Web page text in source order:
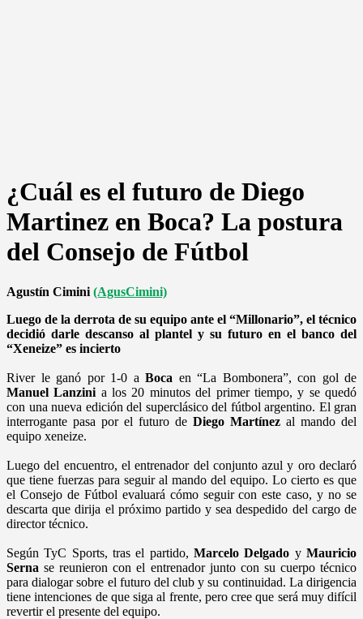
¿Cuál es el futuro de Diego
Martinez en Boca? La postura
del Consejo de Fútbol
Agustín Cimini (AgusCimini)
Luego de la derrota de su equipo ante el “Millonario”, el técnico
decidió darle descanso al plantel y su futuro en el banco del
“Xeneize” es incierto
River le ganó por 1-0 a Boca en “La Bombonera”, con gol de
Manuel Lanzini a los 20 minutos del primer tiempo, y se quedó
con una nueva edición del superclásico del fútbol argentino. El gran
interrogante pasa por el futuro de Diego Martínez al mando del
equipo xeneize.
Luego del encuentro, el entrenador del conjunto azul y oro declaró
que tiene fuerzas para seguir al mando del equipo. Lo cierto es que
el Consejo de Fútbol evaluará cómo seguir con este caso, y no se
descarta que dirija el próximo partido y sea despedido del cargo de
director técnico.
Según TyC Sports, tras el partido, Marcelo Delgado yMauricio
Serna se reunieron con el entrenador junto con su cuerpo técnico
para dialogar sobre el futuro del club y su continuidad. La dirigencia
tiene intenciones de que siga al frente, pero cree que será muy difícil
revertir el presente del equipo.